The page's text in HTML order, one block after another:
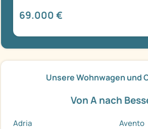
69.000 €
Unsere Wohnwagen und
Von A nach
Adria
Avento